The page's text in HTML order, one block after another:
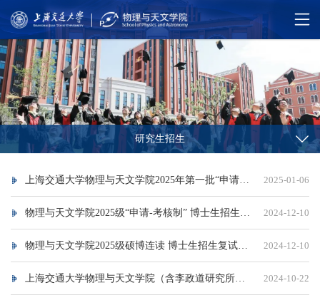
研究生招生
上海交通大学物理与天文学院2025年第一批“申请-考核制”博士生招生 复试成绩及拟录取结果公示 2025-01-06
物理与天文学院2025级“申请-考核制” 博士生招生复试名单 2024-12-10
物理与天文学院2025级硕博连读 博士生招生复试名单 2024-12-10
上海交通大学物理与天文学院（含李政道研究所）2025年招收海外高校优秀中国籍本科毕业生直接攻读博士学位 招生简章 2024-10-22